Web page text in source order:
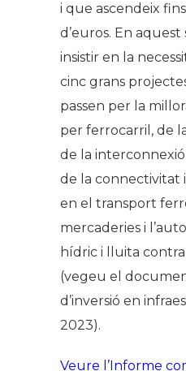
i que ascendeix
d’euros. En
insistir en la
cinc grans
passen per la
per ferrocarril, de
de la
de la
en el transport
mercaderies i
hídric i lluita
(vegeu el
d’inversió en
2023).
Veure l’Informe